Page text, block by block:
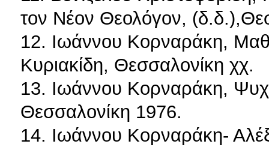
τον Νέον Θεολόγον,
12. Ιωάννου Κορναράκη,
Κυριακίδη, Θεσσαλονίκη χχ.
13. Ιωάννου Κορναράκη,
Θεσσαλονίκη 1976.
14. Ιωάννου Κορναράκη-